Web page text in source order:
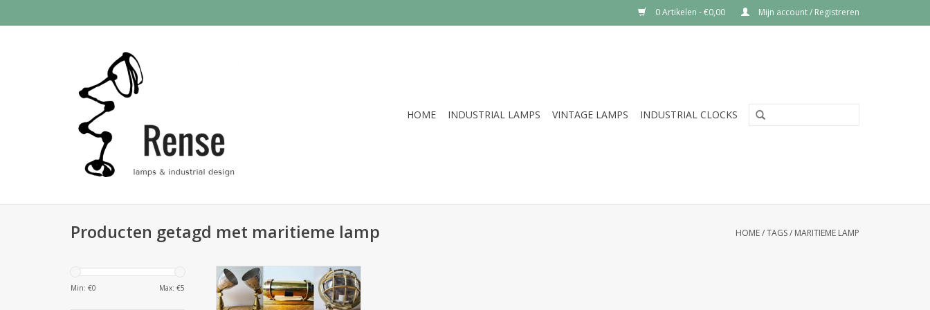
0 Artikelen - €0,00 Mijn account / Registreren
HOME INDUSTRIAL LAMPS VINTAGE LAMPS INDUSTRIAL CLOCKS
Producten getagd met maritieme lamp HOME/TAGS/ MARITIEME LAMP
Min: €0 Max: €5
Groot aanbod unieke oude
lampen te Utrecht.
TOEVOEGEN AAN WINKELWAGEN